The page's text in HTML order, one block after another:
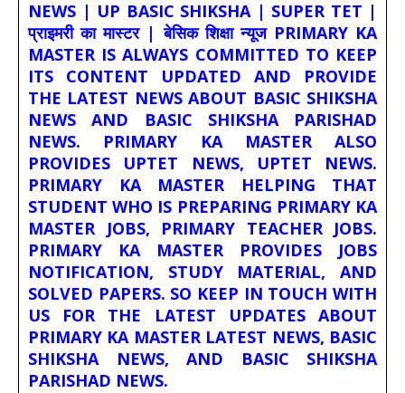
NEWS | UP BASIC SHIKSHA | SUPER TET |
प्राइमरी का मास्टर | बेसिक शिक्षा न्यूज PRIMARY KA
MASTER IS ALWAYS COMMITTED TO KEEP
ITS CONTENT UPDATED AND PROVIDE
THE LATEST NEWS ABOUT BASIC SHIKSHA
NEWS AND BASIC SHIKSHA PARISHAD
NEWS. PRIMARY KA MASTER ALSO
PROVIDES UPTET NEWS, UPTET NEWS.
PRIMARY KA MASTER HELPING THAT
STUDENT WHO IS PREPARING PRIMARY KA
MASTER JOBS, PRIMARY TEACHER JOBS.
PRIMARY KA MASTER PROVIDES JOBS
NOTIFICATION, STUDY MATERIAL, AND
SOLVED PAPERS. SO KEEP IN TOUCH WITH
US FOR THE LATEST UPDATES ABOUT
PRIMARY KA MASTER LATEST NEWS, BASIC
SHIKSHA NEWS, AND BASIC SHIKSHA
PARISHAD NEWS.